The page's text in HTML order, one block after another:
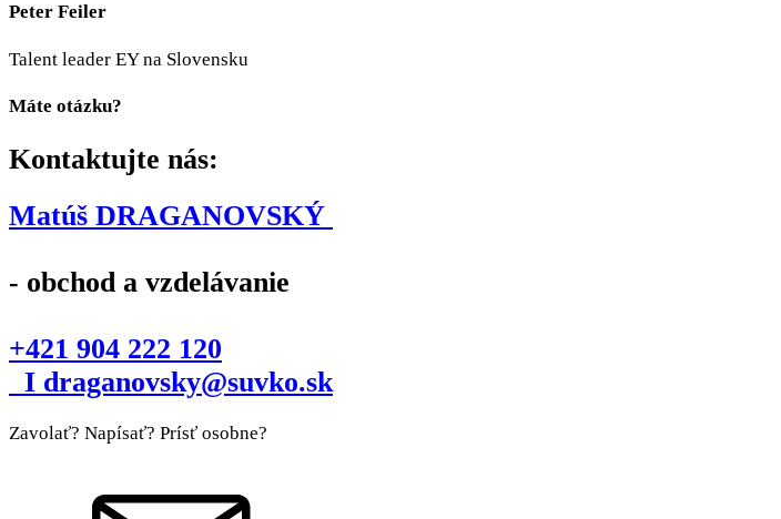
Peter Feiler
Talent leader EY na Slovensku
Máte otázku?
Kontaktujte nás:
Matúš DRAGANOVSKÝ
- obchod a vzdelávanie
+421 904 222 120
I draganovsky@suvko.sk
Zavolať? Napísať? Prísť osobne?